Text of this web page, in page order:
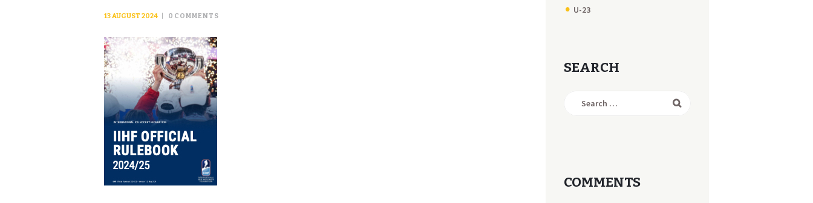
13 AUGUST 2024 0 COMMENTS
U-23
SEARCH
COMMENTS